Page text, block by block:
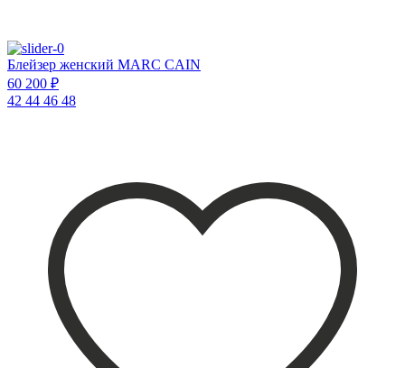
Блейзер женский MARC CAIN
60 200 ₽
42 44 46 48